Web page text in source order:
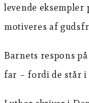
levende eksempler
motiveres af
Barnets respons
far – fordi de står i